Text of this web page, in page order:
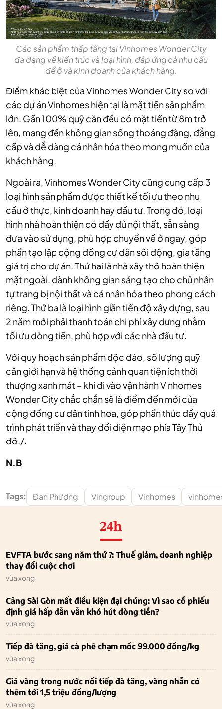
Các sản phẩm thấp tầng tại Vinhomes Wonder City
đa dạng về kiến trúc và loại hình, đáp ứng cả nhu cầu
để ở và kinh doanh của khách hàng.
Điểm khác biệt của Vinhomes Wonder City so với
các dự án Vinhomes hiện tại là mặt tiền sản phẩm
lớn. Gần 100% quỹ căn đều có mặt tiền từ 8m trở
lên, mang đến không gian sống thoáng đãng, đẳng
cấp và dễ dàng cá nhân hóa theo mong muốn của
khách hàng.
Ngoài ra, Vinhomes Wonder City cũng cung cấp 3
loại hình sản phẩm được thiết kế tối ưu theo nhu
cầu ở thực, kinh doanh hay đầu tư. Trong đó, loại
hình nhà hoàn thiện có đầy đủ nội thất, sẵn sàng
đưa vào sử dụng, phù hợp chuyển về ở ngay, góp
phần tạo lập cộng đồng cư dân sôi động, gia tăng
giá trị cho dự án. Thứ hai là nhà xây thô hoàn thiện
mặt ngoài, dành không gian sáng tạo cho chủ nhân
tự trang bị nội thất và cá nhân hóa theo phong cách
riêng. Thứ ba là loại hình giãn tiến độ xây dựng, sau
2 năm mới phải thanh toán chi phí xây dựng nhằm
tối ưu dòng tiền, phù hợp với các nhà đầu tư.
Với quy hoạch sản phẩm độc đáo, số lượng quỹ
căn giới hạn và hệ thống cảnh quan tiện ích thời
thượng xanh mát – khi đi vào vận hành Vinhomes
Wonder City chắc chắn sẽ là điểm đến mới của
cộng đồng cư dân tinh hoa, góp phần thúc đẩy quá
trình phát triển và thay đổi diện mạo phía Tây Thủ
đô./.
N.B
Tags: Đan Phượng Vingroup Vinhomes
24h
EVFTA bước sang năm thứ 7: Thuế giảm, doanh nghiệp
thay đổi cuộc chơi
vừa xong
Cảng Sài Gòn mất điều kiện đại chúng: Vì sao cổ phiếu
định giá hấp dẫn vẫn khó hút dòng tiền?
vừa xong
Tiếp đà tăng, giá cà phê chạm mốc 99.000 đồng/kg
vừa xong
Giá vàng trong nước nối tiếp đà tăng, vàng nhẫn có
thêm tới 1,5 triệu đồng/lượng
vừa xong